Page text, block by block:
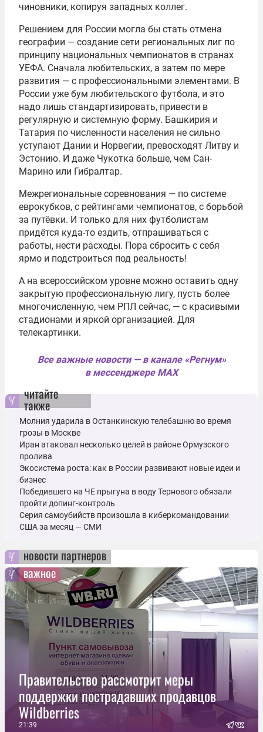
чиновники, копируя западных коллег.
Решением для России могла бы стать отмена
географии — создание сети региональных лиг по
принципу национальных чемпионатов в странах
УЕФА. Сначала любительских, а затем по мере
развития — с профессиональными элементами. В
России уже бум любительского футбола, и это
надо лишь стандартизировать, привести в
регулярную и системную форму. Башкирия и
Татария по численности населения не сильно
уступают Дании и Норвегии, превосходят Литву и
Эстонию. И даже Чукотка больше, чем Сан-
Марино или Гибралтар.
Межрегиональные соревнования — по системе
еврокубков, с рейтингами чемпионатов, с борьбой
за путёвки. И только для них футболистам
придётся куда-то ездить, отпрашиваться с
работы, нести расходы. Пора сбросить с себя
ярмо и подстроиться под реальность!
А на всероссийском уровне можно оставить одну
закрытую профессиональную лигу, пусть более
многочисленную, чем РПЛ сейчас, — с красивыми
стадионами и яркой организацией. Для
телекартинки.
Все важные новости — в канале «Регнум»
в мессенджере MAX
читайте
также
Молния ударила в Останкинскую телебашню во время
грозы в Москве
Иран атаковал несколько целей в районе Ормузского
пролива
Экосистема роста: как в России развивают новые идеи и
бизнес
Победившего на ЧЕ прыгуна в воду Тернового обязали
пройти допинг-контроль
Серия самоубийств произошла в киберкомандовании
США за месяц — СМИ
новости партнеров
важное
Правительство рассмотрит меры
поддержки пострадавших продавцов
Wildberries
21:39